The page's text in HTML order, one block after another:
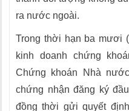
ra nước ngoài.
Trong thời hạn ba mươi
kinh doanh chứng
Chứng khoán Nhà
chứng nhận đăng ký
đồng thời gửi quyết